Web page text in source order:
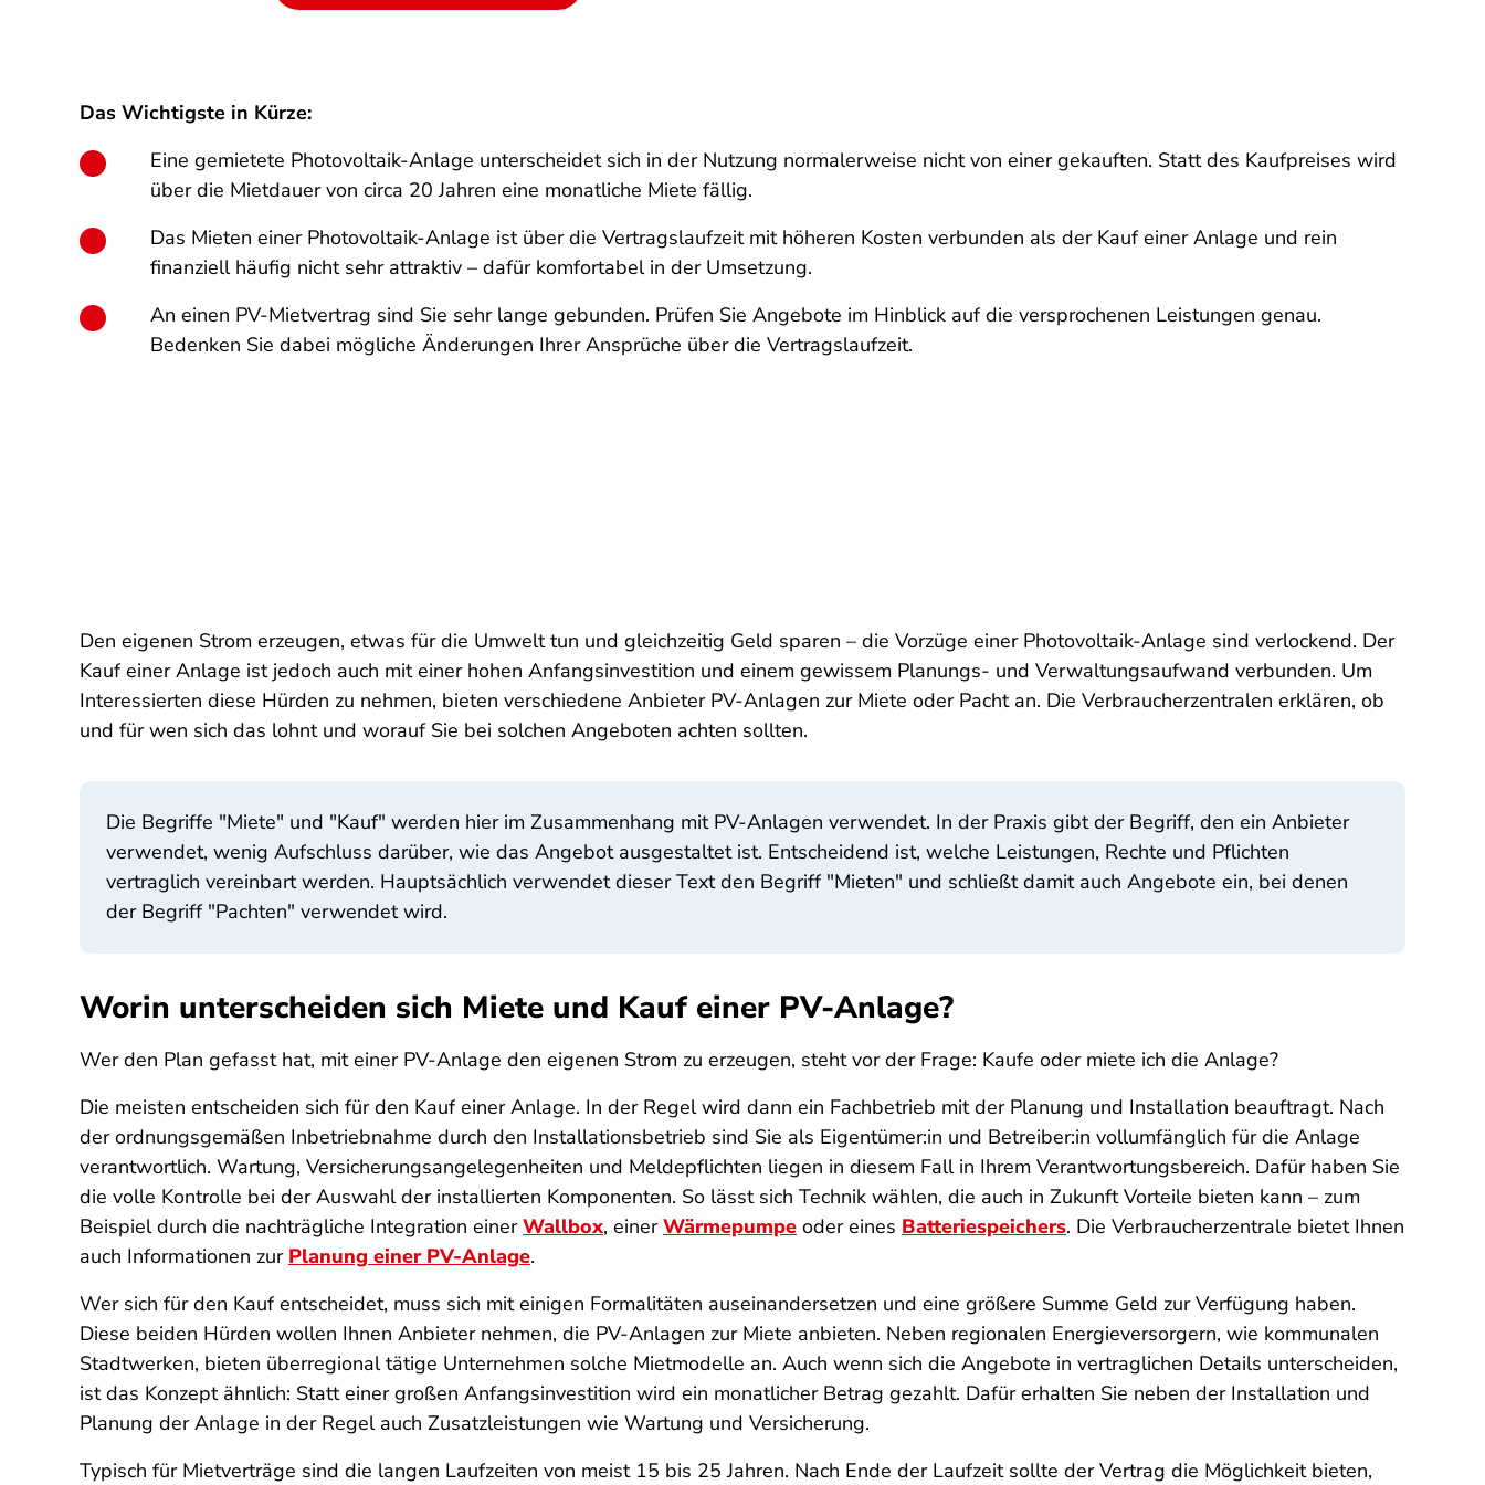
Das Wichtigste in Kürze:
Eine gemietete Photovoltaik-Anlage unterscheidet sich in der Nutzung normalerweise nicht von einer gekauften. Statt des Kaufpreises wird
über die Mietdauer von circa 20 Jahren eine monatliche Miete fällig.
Das Mieten einer Photovoltaik-Anlage ist über die Vertragslaufzeit mit höheren Kosten verbunden als der Kauf einer Anlage und rein
finanziell häufig nicht sehr attraktiv – dafür komfortabel in der Umsetzung.
An einen PV-Mietvertrag sind Sie sehr lange gebunden. Prüfen Sie Angebote im Hinblick auf die versprochenen Leistungen genau.
Bedenken Sie dabei mögliche Änderungen Ihrer Ansprüche über die Vertragslaufzeit.
Den eigenen Strom erzeugen, etwas für die Umwelt tun und gleichzeitig Geld sparen – die Vorzüge einer Photovoltaik-Anlage sind verlockend. Der
Kauf einer Anlage ist jedoch auch mit einer hohen Anfangsinvestition und einem gewissem Planungs- und Verwaltungsaufwand verbunden. Um
Interessierten diese Hürden zu nehmen, bieten verschiedene Anbieter PV-Anlagen zur Miete oder Pacht an. Die Verbraucherzentralen erklären, ob
und für wen sich das lohnt und worauf Sie bei solchen Angeboten achten sollten.
Die Begriffe "Miete" und "Kauf" werden hier im Zusammenhang mit PV-Anlagen verwendet. In der Praxis gibt der Begriff, den ein Anbieter
verwendet, wenig Aufschluss darüber, wie das Angebot ausgestaltet ist. Entscheidend ist, welche Leistungen, Rechte und Pflichten
vertraglich vereinbart werden. Hauptsächlich verwendet dieser Text den Begriff "Mieten" und schließt damit auch Angebote ein, bei denen
der Begriff "Pachten" verwendet wird.
Worin unterscheiden sich Miete und Kauf einer PV-Anlage?
Wer den Plan gefasst hat, mit einer PV-Anlage den eigenen Strom zu erzeugen, steht vor der Frage: Kaufe oder miete ich die Anlage?
Die meisten entscheiden sich für den Kauf einer Anlage. In der Regel wird dann ein Fachbetrieb mit der Planung und Installation beauftragt. Nach
der ordnungsgemäßen Inbetriebnahme durch den Installationsbetrieb sind Sie als Eigentümer:in und Betreiber:in vollumfänglich für die Anlage
verantwortlich. Wartung, Versicherungsangelegenheiten und Meldepflichten liegen in diesem Fall in Ihrem Verantwortungsbereich. Dafür haben Sie
die volle Kontrolle bei der Auswahl der installierten Komponenten. So lässt sich Technik wählen, die auch in Zukunft Vorteile bieten kann – zum
Beispiel durch die nachträgliche Integration einerWallbox, einerWärmepumpe oder eines Batteriespeichers. Die Verbraucherzentrale bietet Ihnen
auch Informationen zur Planung einer PV-Anlage.
Wer sich für den Kauf entscheidet, muss sich mit einigen Formalitäten auseinandersetzen und eine größere Summe Geld zur Verfügung haben.
Diese beiden Hürden wollen Ihnen Anbieter nehmen, die PV-Anlagen zur Miete anbieten. Neben regionalen Energieversorgern, wie kommunalen
Stadtwerken, bieten überregional tätige Unternehmen solche Mietmodelle an. Auch wenn sich die Angebote in vertraglichen Details unterscheiden,
ist das Konzept ähnlich: Statt einer großen Anfangsinvestition wird ein monatlicher Betrag gezahlt. Dafür erhalten Sie neben der Installation und
Planung der Anlage in der Regel auch Zusatzleistungen wie Wartung und Versicherung.
Typisch für Mietverträge sind die langen Laufzeiten von meist 15 bis 25 Jahren. Nach Ende der Laufzeit sollte der Vertrag die Möglichkeit bieten,